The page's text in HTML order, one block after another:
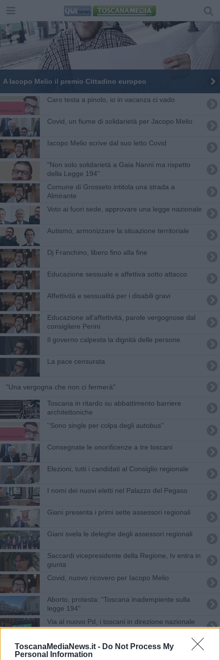
ToscanaMediaNews.it - Do Not Process My
Personal Information
A Iacopo Melio il premio Cittadino europeo
Caro testa a pinolo, io in vacanza ci vado
Covid, un fiume di solidarietà per Jacopo Melio
Iacopo Melio scrive dal suo letto Covid
​"Non solo solidarietà a Gaia Nanni ma rispetto
della Legge 194"
Comune di Grosseto intitola una strada a
Almirante
Voto ai fuori sede, approvare una legge nazionale
Autismo, armonizzare la situazione territoriale
Dj Franchino, libero fino alla fine
Educazione sessuale e affettiva sotto attacco
Affettività e sessualitá per i disabili gravi
Educazione all'affettivitá, parole vergognose dal
consigliere Perini
Il governo calpesta la dignitá delle persone
La pace censurata
"Una vergogna che non ci fermerà"
Toscana in ritardo su abbattimento barriere
architettoniche
''Sono single per colpa degli autobus''
Consegnate le onorificenze a tre toscani
Elezioni, tutti i candidati al Consiglio regionale
I nomi dei nuovi eletti nel Palazzo del Pegaso
Giani presenta i primi sette assessori regionali
Giani svela le deleghe degli assessori regionali
Saccardi vicepresidente della Regione, Iv entra in
giunta
Covid, nuovo ricovero per Iacopo Melio
Aborto, protesta: "Toscana inadempiente sulla
legge 194"
Via al nuovo Pd, i toscani in direzione nazionale
Furfaro e Melio nella squadra Pd targata Schlein